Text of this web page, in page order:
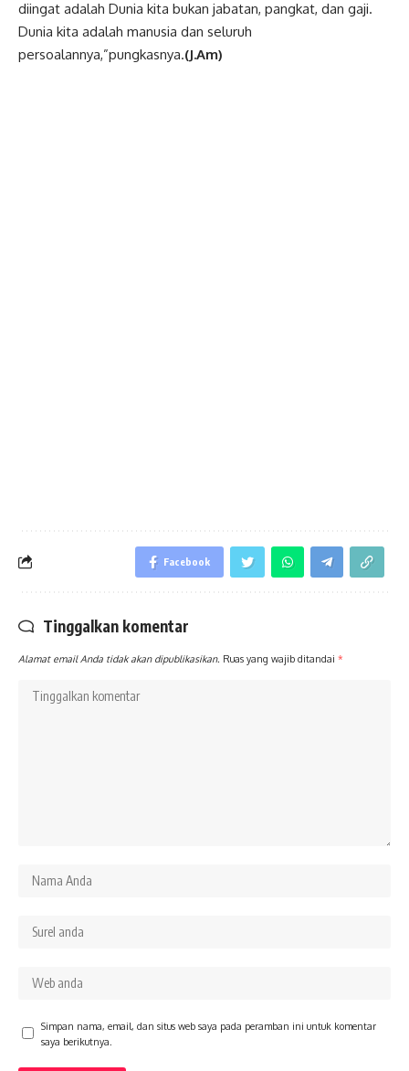
diingat adalah Dunia kita bukan jabatan, pangkat, dan gaji.
Dunia kita adalah manusia dan seluruh
persoalannya,”pungkasnya.(J.Am)
Facebook
Tinggalkan komentar
Alamat email Anda tidak akan dipublikasikan. Ruas yang wajib ditandai *
Simpan nama, email, dan situs web saya pada peramban ini untuk komentar
saya berikutnya.